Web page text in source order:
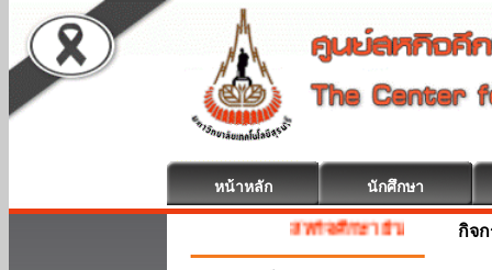
หน้าหลัก นักศึกษา
สหกิจศึกษา ยินดีต้อนรับ กิจ